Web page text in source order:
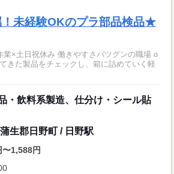
！未経験OKのプラ部品検品★
業×土日祝休み 働きやすさバツグンの職場 o
きた製品をチェックし、箱に詰めていく軽
・飲料系製造、仕分け・シール貼
生郡日野町 / 日野駅
1,588円